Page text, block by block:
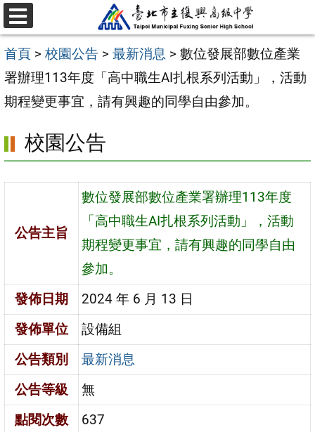
跳
至
主
要
內
區
選
單
首頁 > 校園公告 > 最新消息 > 數位發展部數位產業
署辦理113年度「高中職生AI扎根系列活動」，活動
期程變更事宜，請有興趣的同學自由參加。
校園公告
公告主旨
數位發展部數位產業署辦理113年度
「高中職生AI扎根系列活動」，活動
期程變更事宜，請有興趣的同學自由
參加。
發佈日期
2024 年 6 月 13 日
發佈單位
設備組
公告類別
最新消息
公告等級
無
點閱次數
637